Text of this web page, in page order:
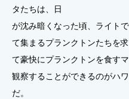
タたちは、日
が沈み暗くなった頃、ライト
て集まるプランクトンたちを
て豪快にプランクトンを食す
観察することができるのがハ
だ。